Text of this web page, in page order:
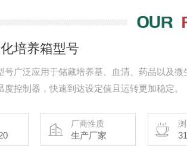
培养箱型号
号广泛应用于储藏培养基、血清、药品以及微
度控制器，快速到达设定值且运转更加稳定。
厂商性质
生产厂家